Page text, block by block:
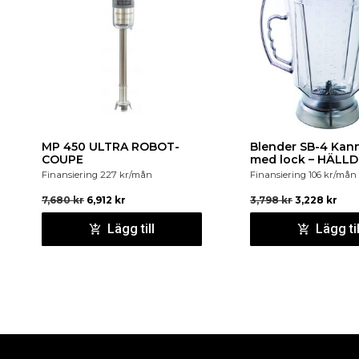
MP 450 ULTRA ROBOT-
COUPE
Finansiering 227 kr/mån
7,680kr 6,912 kr
Lägg till
Blender SB-4
med lock –
Finansiering 106 kr/mån
3,798kr 3,228 kr
Lägg